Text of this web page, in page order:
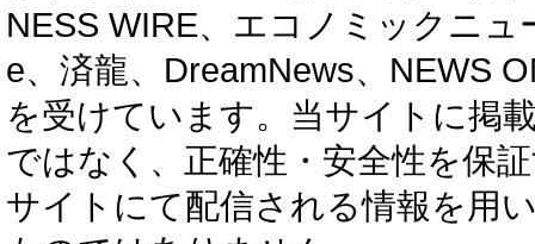
NESS WIRE、エコノミックニ
e、済龍、DreamNews、NEWS
を受けています。当サイトに掲
ではなく、正確性・安全性を保
サイトにて配信される情報を用